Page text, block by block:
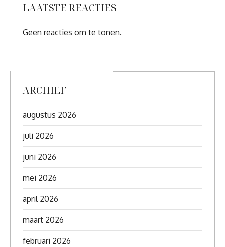
LAATSTE REACTIES
Geen reacties om te tonen.
ARCHIEF
augustus 2026
juli 2026
juni 2026
mei 2026
april 2026
maart 2026
februari 2026